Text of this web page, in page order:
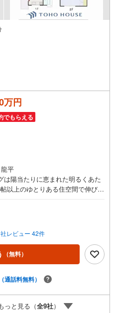
万円
でもらえる
平
は陽当たりに恵まれた明るくあた
以上のゆとりある住空間で伸びや
！ 不動産キャンペーン対象
成約するとPayPayボーナスライ
動産 物件ご成約キャンペーン」
をもらう」「見学予約をする」
ください。※必ずYahoo！ JAPAN I
い。※PayPayボーナスライトは出
ーーーーーーーーーーーーーーー
ものであり、実際の適用金利は融
。金利情勢により表記の返済額
レビュー 42件
（無料）
（通話料無料）
っと見る（全9社）